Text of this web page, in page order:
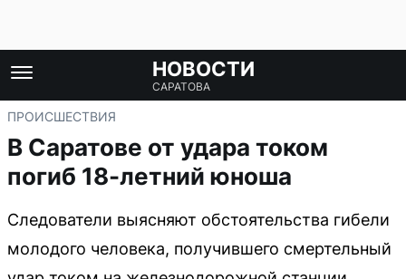
НОВОСТИ
САРАТОВА
ПРОИСШЕСТВИЯ
В Саратове от удара током
погиб 18-летний юноша
Следователи выясняют обстоятельства гибели
молодого человека, получившего смертельный